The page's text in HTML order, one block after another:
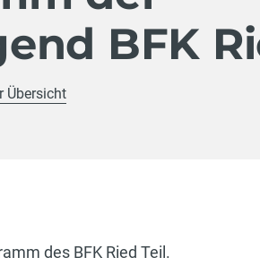
BFK
Übersicht
des BFK Ried Teil.